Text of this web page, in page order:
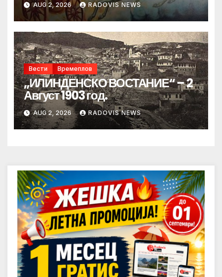
AUG 2, 2026 RADOVIS NEWS
Вести Времеплов
„ИЛИНДЕНСКО ВОСТАНИЕ“ – 2
Август 1903 год.
AUG 2, 2026 RADOVIS NEWS